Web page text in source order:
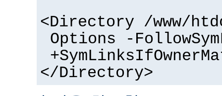
<Directory /www/
Options -
</Directory>